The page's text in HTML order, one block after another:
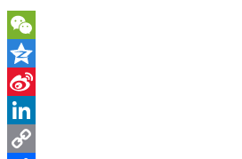
WeChat
Qzone
Sina
Weibo
LinkedIn